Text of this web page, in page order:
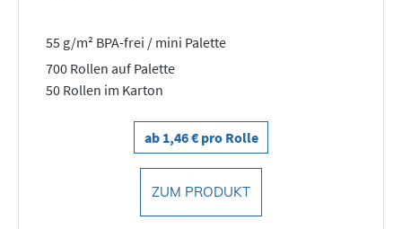
55 g/m² BPA-frei / mini Palette
700 Rollen auf Palette
50 Rollen im Karton
ab 1,46 € pro Rolle
ZUM PRODUKT